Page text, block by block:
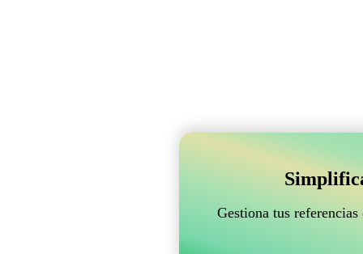
Gestiona tus